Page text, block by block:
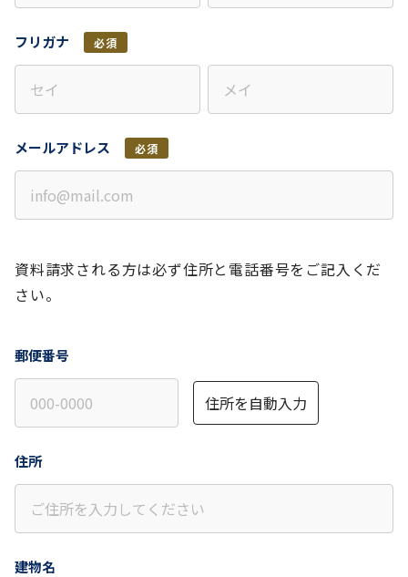
フリガナ 必須
メールアドレス 必須
資料請求される方は必ず住所と電話番号をご記入くだ
さい。
郵便番号
住所を自動入力
住所
建物名